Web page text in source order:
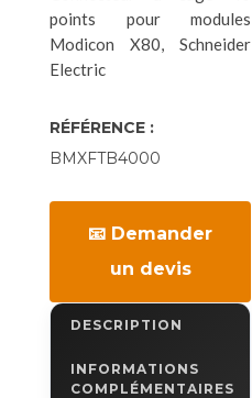
points pour modules
Modicon X80, Schneider
Electric
RÉFÉRENCE :
BMXFTB4000
📧 Demander
un devis
DESCRIPTION
INFORMATIONS
COMPLÉMENTAIRES